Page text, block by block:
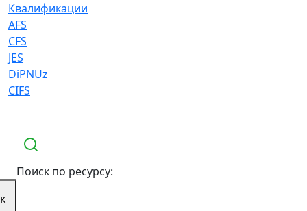
Квалификации
AFS
CFS
JES
DiPNUz
CIFS
Поиск по ресурсу: